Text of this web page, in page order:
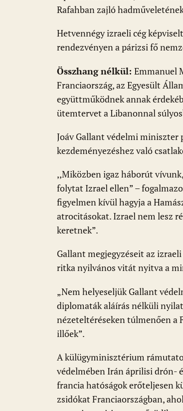
Rafahban zajló
Hetvennégy izraeli cég
rendezvényen a párizsi fő
Összhang nélkül: Emmanuel
Franciaország, az Egyesült
együttműködnek annak
ütemtervet a Libanonnal
Joáv Gallant védelmi
kezdeményezéshez való
,,Miközben igaz háborút
folytat Izrael ellen” –
figyelmen kívül hagyja a
atrocitásokat. Izrael nem lesz
keretnek”.
Gallant megjegyzéseit az
ritka nyilvános vitát nyitva a
„Nem helyeseljük Gallant
diplomaták aláírás nélküli
nézeteltéréseken túlmenően a
illőek”.
A külügyminisztérium
védelmében Irán áprilisi drón-
francia hatóságok erőteljesen
zsidókat Franciaországban,